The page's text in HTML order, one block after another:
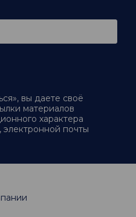
вы даете своё
материалов
характера
электронной почты